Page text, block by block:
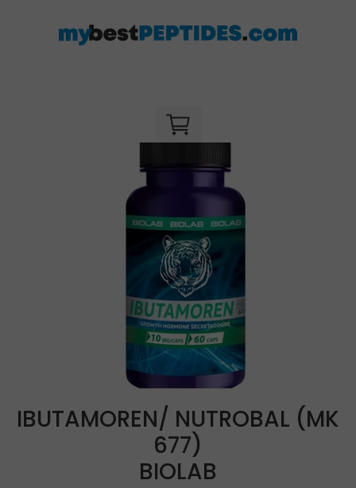
IBUTAMOREN/ NUTROBAL (MK
677)
BIOLAB